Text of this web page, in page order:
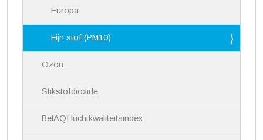
Europa
Fijn stof (PM10)
Ozon
Stikstofdioxide
BelAQI luchtkwaliteitsindex